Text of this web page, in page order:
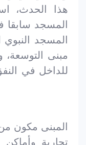
هذا الحدث،
المسجد سابقا
مبنى التوسعة،
للداخل في
المبنى مكون
تجارية